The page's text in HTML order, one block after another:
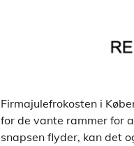
Firmajulefrokosten i
for de vante rammer for
snapsen flyder, kan det